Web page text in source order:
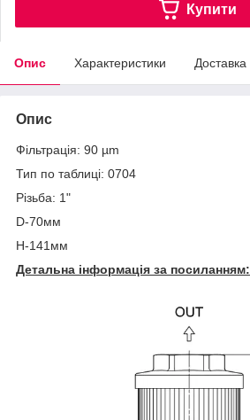
Купити
Опис Характеристики Доставка
Опис
Фільтрація: 90 µm
Тип по таблиці: 0704
Різьба: 1"
D-70мм
H-141мм
Детальна інформація за посиланням: